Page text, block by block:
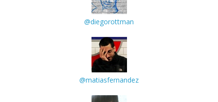
@diegorottman
@matiasfernandez